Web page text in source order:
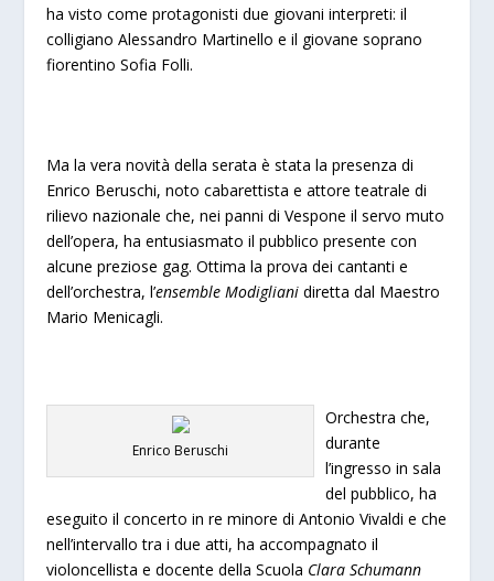
ha visto come protagonisti due giovani interpreti: il
colligiano Alessandro Martinello e il giovane soprano
fiorentino Sofia Folli.
Ma la vera novità della serata è stata la presenza di
Enrico Beruschi, noto cabarettista e attore teatrale di
rilievo nazionale che, nei panni di Vespone il servo muto
dell’opera, ha entusiasmato il pubblico presente con
alcune preziose gag. Ottima la prova dei cantanti e
dell’orchestra, l’ensemble Modigliani diretta dal Maestro
Mario Menicagli.
Enrico Beruschi
Orchestra che,
durante
l’ingresso in sala
del pubblico, ha
eseguito il concerto in re minore di Antonio Vivaldi e che
nell’intervallo tra i due atti, ha accompagnato il
violoncellista e docente della Scuola Clara Schumann